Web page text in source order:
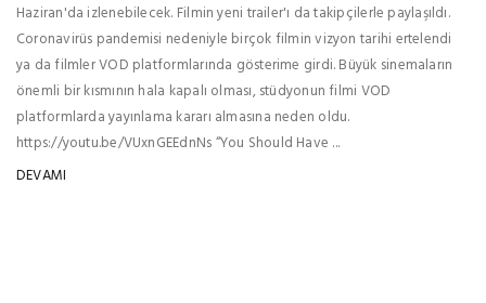
Haziran'da izlenebilecek. Filmin yeni trailer'ı da takipçilerle paylaşıldı.
Coronavirüs pandemisi nedeniyle birçok filmin vizyon tarihi ertelendi
ya da filmler VOD platformlarında gösterime girdi. Büyük sinemaların
önemli bir kısmının hala kapalı olması, stüdyonun filmi VOD
platformlarda yayınlama kararı almasına neden oldu.
https://youtu.be/VUxnGEEdnNs “You Should Have ...
DEVAMI